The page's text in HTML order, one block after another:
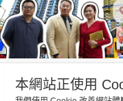
本網站正使用